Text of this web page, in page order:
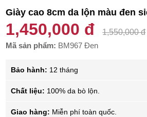
Giày cao 8cm da lộn màu đen
1,450,000 đ
1,550,000 đ
Mã sản phẩm: BM967 Đen
Bảo hành: 12 tháng
Chất liệu: 100% da bò lộn.
Giao hàng: Miễn phí toàn quốc.